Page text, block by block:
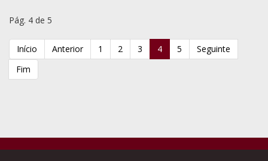
Pág. 4 de 5
Início Anterior 1 2 3 4 5
Seguinte
Fim